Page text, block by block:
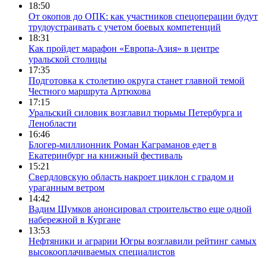
18:50
От окопов до ОПК: как участников спецоперации будут
трудоустраивать с учетом боевых компетенций
18:31
Как пройдет марафон «Европа-Азия» в центре
уральской столицы
17:35
Подготовка к столетию округа станет главной темой
Честного маршрута Артюхова
17:15
Уральский силовик возглавил тюрьмы Петербурга и
Ленобласти
16:46
Блогер-миллионник Роман Каграманов едет в
Екатеринбург на книжный фестиваль
15:21
Свердловскую область накроет циклон с градом и
ураганным ветром
14:42
Вадим Шумков анонсировал строительство еще одной
набережной в Кургане
13:53
Нефтяники и аграрии Югры возглавили рейтинг самых
высокооплачиваемых специалистов